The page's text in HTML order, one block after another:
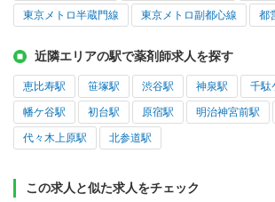
東京メトロ半蔵門線 東京メトロ副都心線 都
近隣エリアの駅で薬剤師求人を探す
恵比寿駅 笹塚駅 渋谷駅 神泉駅 千駄
幡ケ谷駅 初台駅 原宿駅 明治神宮前駅
代々木上原駅 北参道駅
この求人と似た求人をチェック